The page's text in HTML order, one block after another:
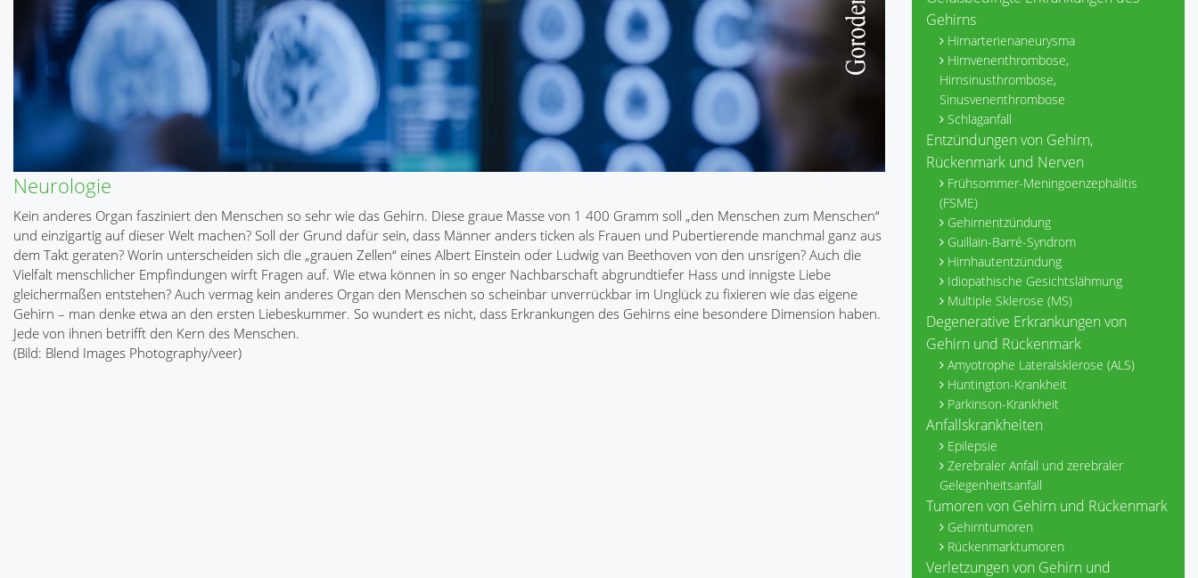
Neurologie
Kein anderes Organ fasziniert den Menschen so sehr wie das Gehirn. Diese graue Masse von 1 400 Gramm soll „den Menschen zum Menschen“
und einzigartig auf dieser Welt machen? Soll der Grund dafür sein, dass Männer anders ticken als Frauen und Pubertierende manchmal ganz aus
dem Takt geraten? Worin unterscheiden sich die „grauen Zellen“ eines Albert Einstein oder Ludwig van Beethoven von den unsrigen? Auch die
Vielfalt menschlicher Empfindungen wirft Fragen auf. Wie etwa können in so enger Nachbarschaft abgrundtiefer Hass und innigste Liebe
gleichermaßen entstehen? Auch vermag kein anderes Organ den Menschen so scheinbar unverrückbar im Unglück zu fixieren wie das eigene
Gehirn – man denke etwa an den ersten Liebeskummer. So wundert es nicht, dass Erkrankungen des Gehirns eine besondere Dimension haben.
Jede von ihnen betrifft den Kern des Menschen.
(Bild: Blend Images Photography/veer)
Gehirns
Hirnarterienaneurysma
Hirnvenenthrombose,
Hirnsinusthrombose,
Sinusvenenthrombose
Schlaganfall
Entzündungen von Gehirn,
Rückenmark und Nerven
Frühsommer-Meningoenzephalitis
(FSME)
Gehirnentzündung
Guillain-Barré-Syndrom
Hirnhautentzündung
Idiopathische Gesichtslähmung
Multiple Sklerose (MS)
Degenerative Erkrankungen von
Gehirn und Rückenmark
Amyotrophe Lateralsklerose (ALS)
Huntington-Krankheit
Parkinson-Krankheit
Anfallskrankheiten
Epilepsie
Zerebraler Anfall und zerebraler
Gelegenheitsanfall
Tumoren von Gehirn und Rückenmark
Gehirntumoren
Rückenmarktumoren
Verletzungen von Gehirn und